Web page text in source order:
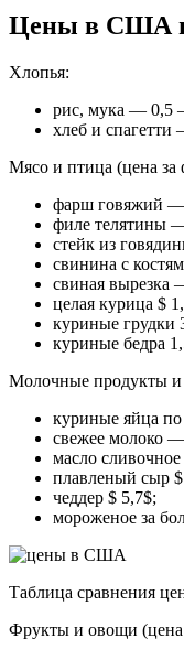
Цены в США
Хлопья:
рис, мука — 0,5
хлеб и
Мясо и птица (цена за
фарш говяжий —
филе телятины
стейк из
свинина с
свиная вырезка
целая курица $
куриные грудки
куриные бедра
Молочные продукты и
куриные яйца
свежее молоко
масло сливочное
плавленый сыр
чеддер $ 5,7$;
мороженое за
Таблица сравнения
Фрукты и овощи (цена